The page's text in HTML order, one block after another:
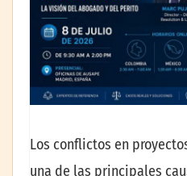
Los conflictos en
una de las principales